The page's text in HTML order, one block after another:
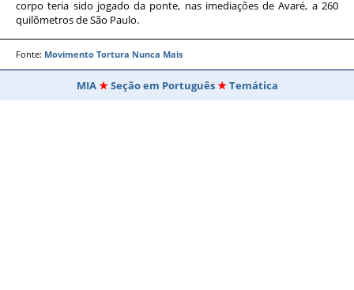
corpo teria sido jogado da ponte, nas imediações de Avaré, a 260
quilômetros de São Paulo.
Fonte: Movimento Tortura Nunca Mais
MIA Seção em Português Temática